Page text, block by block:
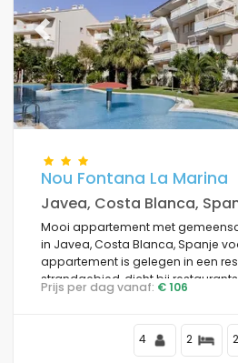
Previous
Nou Fontana La Marina
Javea, Costa Blanca,
Mooi appartement met
in Javea, Costa Blanca, Spanje
appartement is gelegen in een
strandgebied, dicht bij
supermarkten, en op 200 m van
Prijs per dag vanaf: € 106
4 2 2